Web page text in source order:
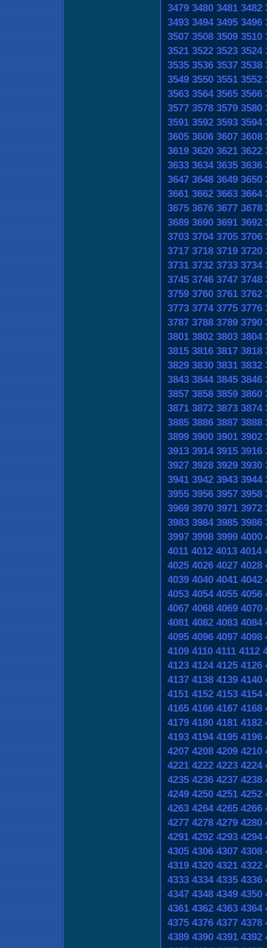
3479 3480 3481 3482
3493 3494 3495 3496
3507 3508 3509 3510
3521 3522 3523 3524
3535 3536 3537 3538
3549 3550 3551 3552
3563 3564 3565 3566
3577 3578 3579 3580
3591 3592 3593 3594
3605 3606 3607 3608
3619 3620 3621 3622
3633 3634 3635 3636
3647 3648 3649 3650
3661 3662 3663 3664
3675 3676 3677 3678
3689 3690 3691 3692
3703 3704 3705 3706
3717 3718 3719 3720
3731 3732 3733 3734
3745 3746 3747 3748
3759 3760 3761 3762
3773 3774 3775 3776
3787 3788 3789 3790
3801 3802 3803 3804
3815 3816 3817 3818
3829 3830 3831 3832
3843 3844 3845 3846
3857 3858 3859 3860
3871 3872 3873 3874
3885 3886 3887 3888
3899 3900 3901 3902
3913 3914 3915 3916
3927 3928 3929 3930
3941 3942 3943 3944
3955 3956 3957 3958
3969 3970 3971 3972
3983 3984 3985 3986
3997 3998 3999 4000
4011 4012 4013 4014
4025 4026 4027 4028
4039 4040 4041 4042
4053 4054 4055 4056
4067 4068 4069 4070
4081 4082 4083 4084
4095 4096 4097 4098
4109 4110 4111 4112
4123 4124 4125 4126
4137 4138 4139 4140
4151 4152 4153 4154
4165 4166 4167 4168
4179 4180 4181 4182
4193 4194 4195 4196
4207 4208 4209 4210
4221 4222 4223 4224
4235 4236 4237 4238
4249 4250 4251 4252
4263 4264 4265 4266
4277 4278 4279 4280
4291 4292 4293 4294
4305 4306 4307 4308
4319 4320 4321 4322
4333 4334 4335 4336
4347 4348 4349 4350
4361 4362 4363 4364
4375 4376 4377 4378
4389 4390 4391 4392